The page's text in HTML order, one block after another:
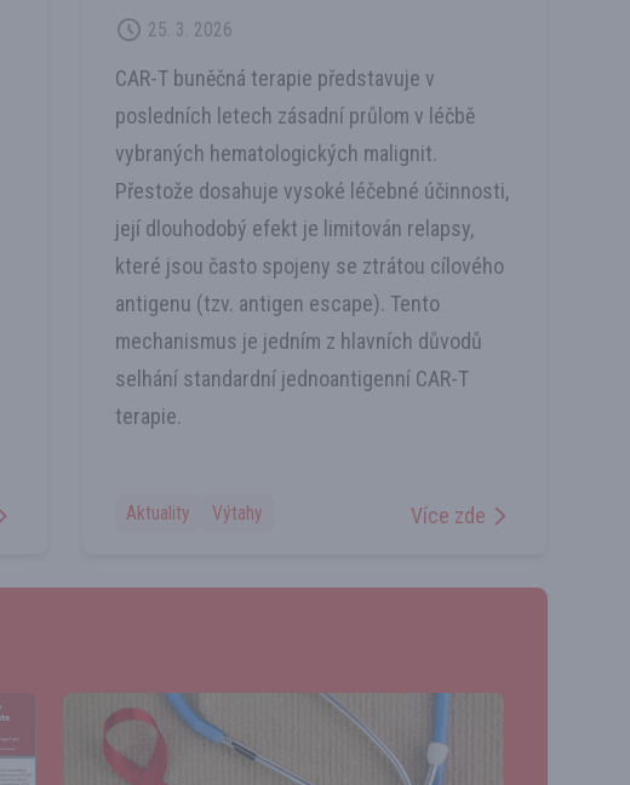
25. 3. 2026
CAR-T buněčná terapie představuje v
posledních letech zásadní průlom v léčbě
vybraných hematologických malignit.
Přestože dosahuje vysoké léčebné účinnosti,
její dlouhodobý efekt je limitován relapsy,
které jsou často spojeny se ztrátou cílového
antigenu (tzv. antigen escape). Tento
mechanismus je jedním z hlavních důvodů
selhání standardní jednoantigenní CAR-T
terapie.
Aktuality Výtahy Více zde